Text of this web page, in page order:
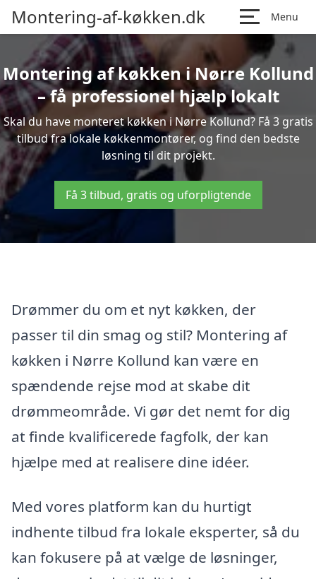
Montering-af-køkken.dk Menu
Montering af køkken i Nørre Kollund
– få professionel hjælp lokalt
Skal du have monteret køkken i Nørre Kollund? Få 3 gratis
tilbud fra lokale køkkenmontører, og find den bedste
løsning til dit projekt.
Få 3 tilbud, gratis og uforpligtende
Drømmer du om et nyt køkken, der
passer til din smag og stil? Montering af
køkken i Nørre Kollund kan være en
spændende rejse mod at skabe dit
drømmeområde. Vi gør det nemt for dig
at finde kvalificerede fagfolk, der kan
hjælpe med at realisere dine idéer.
Med vores platform kan du hurtigt
indhente tilbud fra lokale eksperter, så du
kan fokusere på at vælge de løsninger,